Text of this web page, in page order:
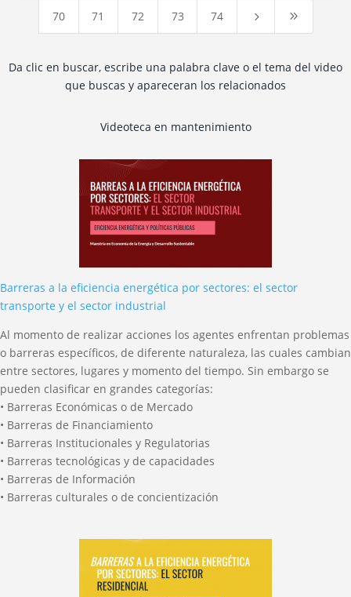
70 71 72 73 74 5 9
Da clic en buscar, escribe una palabra clave o el tema del video
que buscas y apareceran los relacionados
Videoteca en mantenimiento
Barreras a la eficiencia energética por sectores: el sector
transporte y el sector industrial
Al momento de realizar acciones los agentes enfrentan problemas
o barreras específicos, de diferente naturaleza, las cuales cambian
entre sectores, lugares y momento del tiempo. Sin embargo se
pueden clasificar en grandes categorías:
• Barreras Económicas o de Mercado
• Barreras de Financiamiento
• Barreras Institucionales y Regulatorias
• Barreras tecnológicas y de capacidades
• Barreras de Información
• Barreras culturales o de concientización